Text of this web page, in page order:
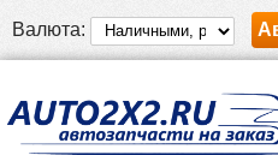
Валюта: